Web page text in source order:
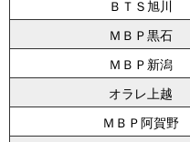
ＢＴＳ旭川
ＭＢＰ黒石
ＭＢＰ新潟
オラレ上越
ＭＢＰ阿賀野